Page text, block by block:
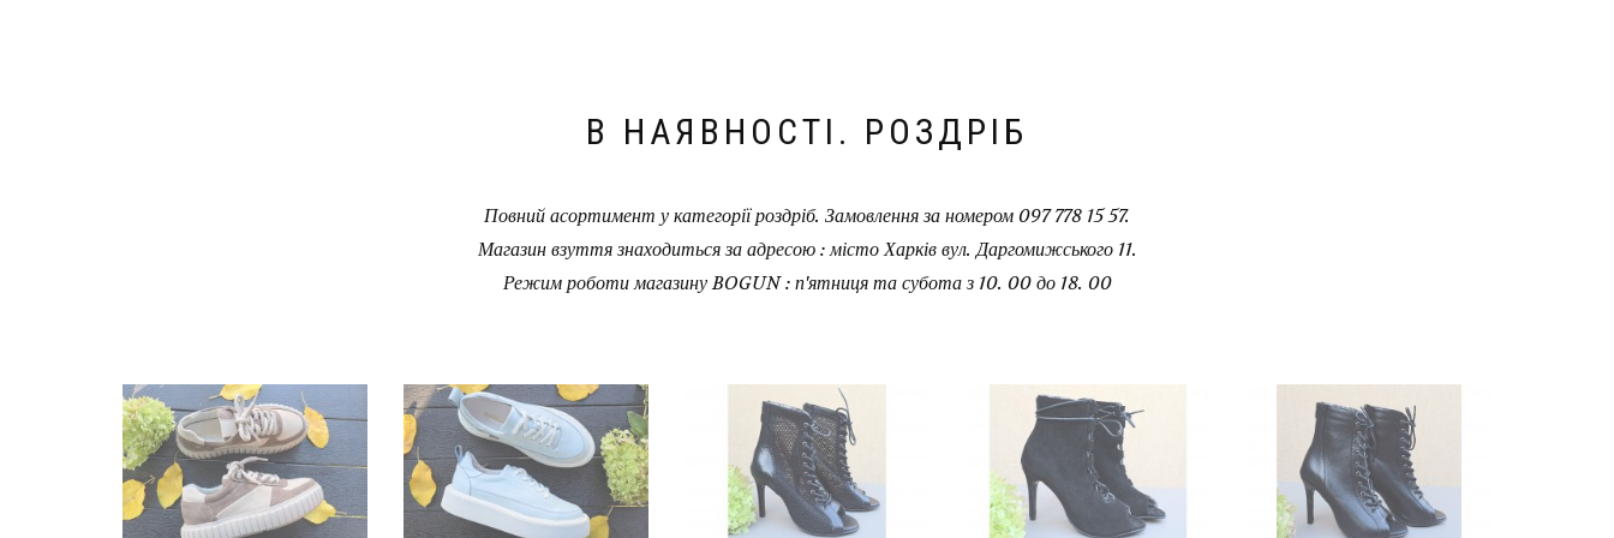
В НАЯВНОСТІ. РОЗДРІБ
Повний асортимент у категорії роздріб. Замовлення за номером 097 778 15 57.
Магазин взуття знаходиться за адресою : місто Харків вул. Даргомижського 11.
Режим роботи магазину BOGUN : п'ятниця та субота з 10. 00 до 18. 00